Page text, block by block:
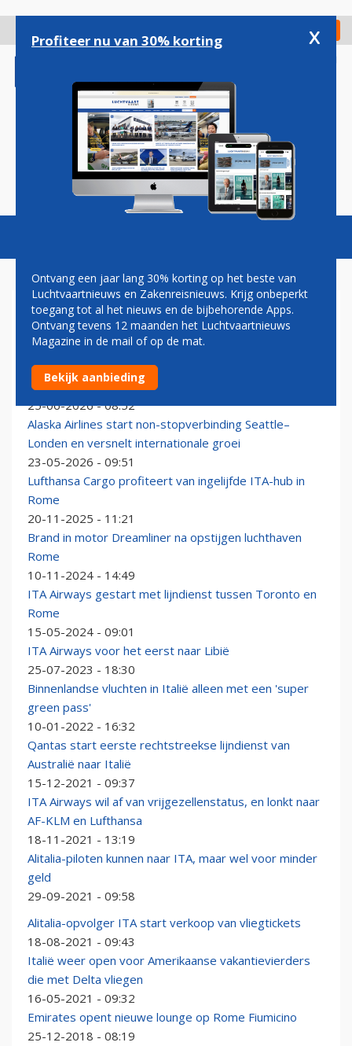
gaan
Check in
Magazine Podcasts Vacatures
ROME
Luchthavens Rome luiden noodklok: ‘We maken ons
grote zorgen over de zomer’
25-06-2026 - 08:52
Alaska Airlines start non-stopverbinding Seattle–
Londen en versnelt internationale groei
23-05-2026 - 09:51
Lufthansa Cargo profiteert van ingelijfde ITA-hub in
Rome
20-11-2025 - 11:21
Brand in motor Dreamliner na opstijgen luchthaven
Rome
10-11-2024 - 14:49
ITA Airways gestart met lijndienst tussen Toronto en
Rome
15-05-2024 - 09:01
ITA Airways voor het eerst naar Libië
25-07-2023 - 18:30
Binnenlandse vluchten in Italië alleen met een 'super
green pass'
10-01-2022 - 16:32
Qantas start eerste rechtstreekse lijndienst van
Australië naar Italië
15-12-2021 - 09:37
ITA Airways wil af van vrijgezellenstatus, en lonkt naar
AF-KLM en Lufthansa
18-11-2021 - 13:19
Alitalia-piloten kunnen naar ITA, maar wel voor minder
geld
29-09-2021 - 09:58
Alitalia-opvolger ITA start verkoop van vliegtickets
18-08-2021 - 09:43
Italië weer open voor Amerikaanse vakantievierders
die met Delta vliegen
16-05-2021 - 09:32
Emirates opent nieuwe lounge op Rome Fiumicino
25-12-2018 - 08:19
Profiteer nu van 30% korting x
Ontvang een jaar lang 30% korting op het beste van
Luchtvaartnieuws en Zakenreisnieuws. Krijg onbeperkt
toegang tot al het nieuws en de bijbehorende Apps.
Ontvang tevens 12 maanden het Luchtvaartnieuws
Magazine in de mail of op de mat.
Bekijk aanbieding